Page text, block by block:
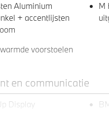
Aluminium
+ accentlijsten
M
voorstoelen
en communicatie
Display